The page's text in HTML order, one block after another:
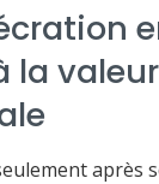
la valeur
après